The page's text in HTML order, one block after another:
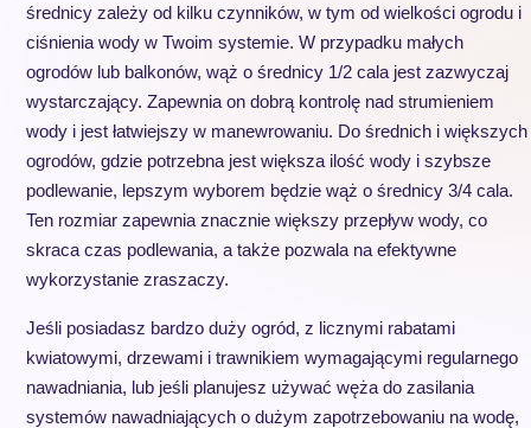
średnicy zależy od kilku czynników, w tym od wielkości ogrodu i
ciśnienia wody w Twoim systemie. W przypadku małych
ogrodów lub balkonów, wąż o średnicy 1/2 cala jest zazwyczaj
wystarczający. Zapewnia on dobrą kontrolę nad strumieniem
wody i jest łatwiejszy w manewrowaniu. Do średnich i większych
ogrodów, gdzie potrzebna jest większa ilość wody i szybsze
podlewanie, lepszym wyborem będzie wąż o średnicy 3/4 cala.
Ten rozmiar zapewnia znacznie większy przepływ wody, co
skraca czas podlewania, a także pozwala na efektywne
wykorzystanie zraszaczy.
Jeśli posiadasz bardzo duży ogród, z licznymi rabatami
kwiatowymi, drzewami i trawnikiem wymagającymi regularnego
nawadniania, lub jeśli planujesz używać węża do zasilania
systemów nawadniających o dużym zapotrzebowaniu na wodę,